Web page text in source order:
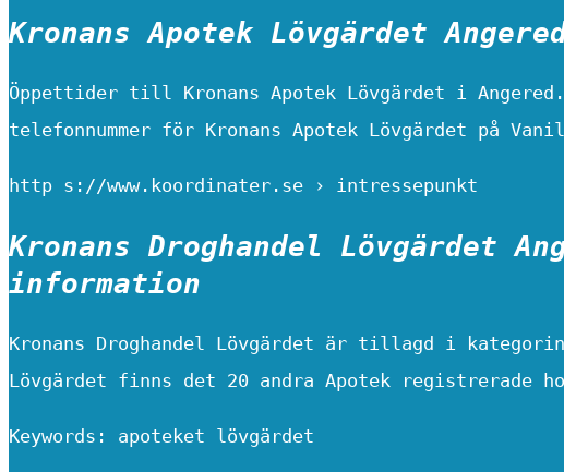
Kronans Apotek Lövgärdet
Öppettider till Kronans Apotek Lövgärdet i
telefonnummer för Kronans Apotek Lövgärdet på
http s://www.koordinater.se › intressepunkt
Kronans Droghandel Lövgärdet
information
Kronans Droghandel Lövgärdet är tillagd i kategorin
Lövgärdet finns det 20 andra Apotek registrerade
Keywords: apoteket lövgärdet